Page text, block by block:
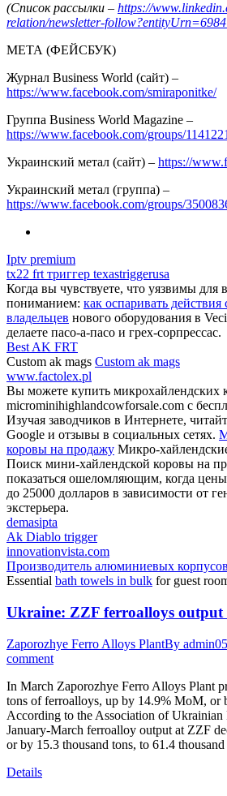
(Список рассылки – https://
relation/newsletter-
МЕТА (ФЕЙСБУК)
Журнал Business World (сайт) –
https://www.facebook.com/smiraponitke/
Группа Business World Magazine –
https://www.facebook.com/groups/
Украинский метал (сайт) – https://
Украинский метал (группа) –
https://www.facebook.com/groups/
Iptv premium
tx22 frt триггер texastriggerusa
Когда вы чувствуете, что уязвимы для
пониманием: как оспаривать действия
владельцев нового оборудования в
делаете пасо-а-пасо и грех-сорпрессас.
Best AK FRT
Custom ak mags Custom ak mags
www.factolex.pl
Вы можете купить микрохайлендских
microminihighlandcowforsale.com с
Изучая заводчиков в Интернете,
Google и отзывы в социальных сетях.
коровы на продажу Микро-
Поиск мини-хайлендской коровы на
показаться ошеломляющим, когда
до 25000 долларов в зависимости от
экстерьера.
demasipta
Ak Diablo trigger
innovationvista.com
Производитель алюминиевых корпусов
Essential bath towels in bulk for guest
Ukraine: ZZF ferroalloys
Zaporozhye Ferro Alloys PlantBy admin
comment
In March Zaporozhye Ferro Alloys Plant
tons of ferroalloys, up by 14.9% MoM, or
According to the Association of Ukrainian
January-March ferroalloy output at ZZF
or by 15.3 thousand tons, to 61.4
Details